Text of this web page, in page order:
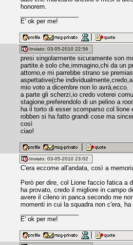
honorem.
E' ok per me!
Inviato: 03-05-2010 22:56
presi singolarmente sicuramente son
partite.è solo che,immagino,chi da un
attorno,e mi parrebbe strano se
aspettative(che
mio voto a dicembre non lo avrà,ecco.
a parte gli scherzi,io credo voterei
stagione,preferendolo di un pelino a
ha il torto di esser scomparso col lione
robben si ha fatto grandi cose ma
così
ciao!
Inviato: 03-05-2010 23:02
C'era eccome all'andata, così a
Però per dire, col Lione faccio fatica a
ha provato, credo il migliore in campo
avere il cileno in panca secondo me
momenti in cui la squadra non c'era,
E' ok per me!